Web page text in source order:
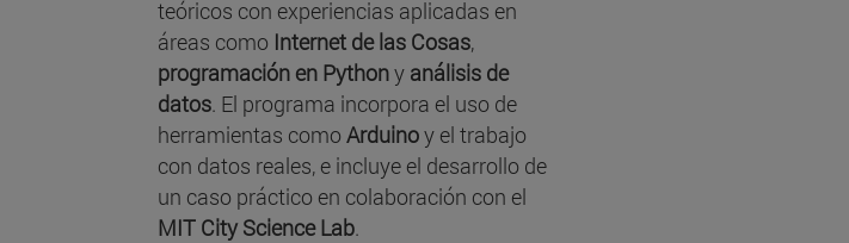
teóricos con experiencias aplicadas en
áreas como Internet de las Cosas,
programación en Pythony análisis de
datos. El programa incorpora el uso de
herramientas como Arduinoy el trabajo
con datos reales, e incluye el desarrollo de
un caso práctico en colaboración con el
MIT City Science Lab.